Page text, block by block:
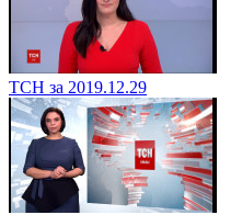
ТСН за 2019.12.29